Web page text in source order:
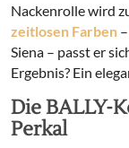
Nackenrolle wird
zeitlosen Farben
Siena – passt er
Ergebnis? Ein
Die BALLY-
Perkal